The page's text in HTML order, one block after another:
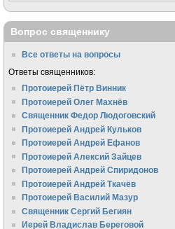
Вопрос священнику
Все ответы на вопросы
Ответы священников:
Протоиерей Пётр Винник
Протоиерей Олег Махнёв
Священник Федор Людоговский
Протоиерей Андрей Кульков
Протоиерей Андрей Ефанов
Протоиерей Алексий Зайцев
Протоиерей Андрей Спиридонов
Протоиерей Андрей Ткачёв
Протоиерей Василий Мазур
Священник Сергий Бегиян
Иерей Владислав Береговой